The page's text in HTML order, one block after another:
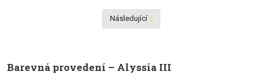
Předchozí
Následující
Barevná provedení – Alyssia III